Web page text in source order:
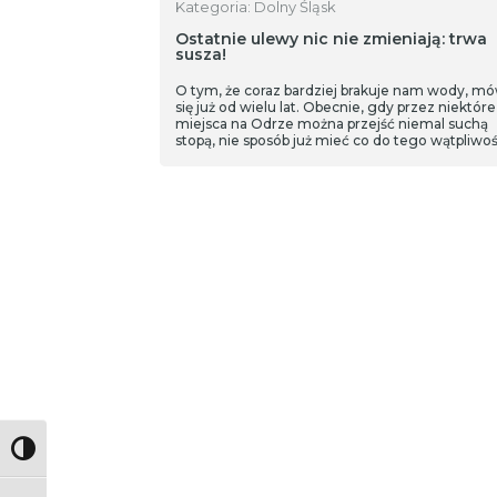
Toggle High Contrast
Kategoria: Dolny Śląsk
Ostatnie ulewy nic nie zmieniają: trwa
susza!
O tym, że coraz bardziej brakuje nam wody,
się już od wielu lat. Obecnie, gdy przez niektóre
miejsca na Odrze można przejść niemal suchą
stopą, nie sposób już mieć co do tego